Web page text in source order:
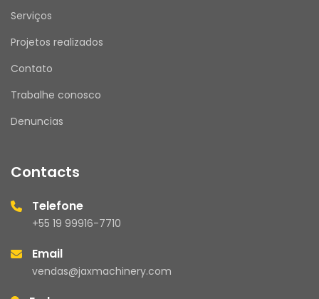
Serviços
Projetos realizados
Contato
Trabalhe conosco
Denuncias
Contacts
Telefone
+55 19 99916-7710
Email
vendas@jaxmachinery.com